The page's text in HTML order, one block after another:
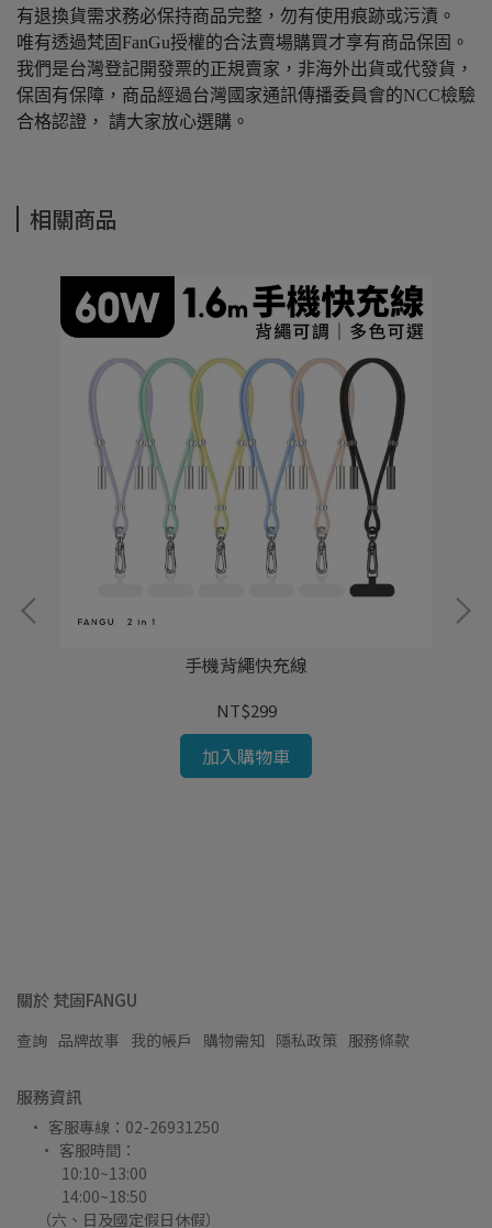
有退換貨需求務必保持商品完整，勿有使用痕跡或污漬。
唯有透過梵固FanGu授權的合法賣場購買才享有商品保固。
我們是台灣登記開發票的正規賣家，非海外出貨或代發貨，
保固有保障，商品經過台灣國家通訊傳播委員會的NCC檢驗
合格認證， 請大家放心選購。
相關商品
手機背繩快充線
NT$299
加入購物車
關於 梵固FANGU
查詢 品牌故事 我的帳戶 購物需知 隱私政策 服務條款
服務資訊
客服專線：02-26931250
客服時間：
       10:10~13:00
       14:00~18:50
（六、日及國定假日休假）